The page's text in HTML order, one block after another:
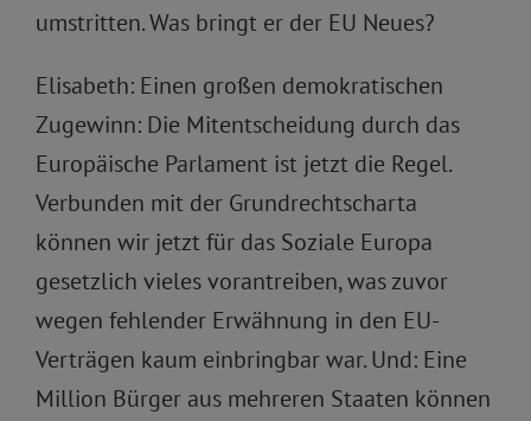
umstritten. Was bringt er der EU Neues?
Elisabeth: Einen großen demokratischen
Zugewinn: Die Mitentscheidung durch das
Europäische Parlament ist jetzt die Regel.
Verbunden mit der Grundrechtscharta
können wir jetzt für das Soziale Europa
gesetzlich vieles vorantreiben, was zuvor
wegen fehlender Erwähnung in den EU-
Verträgen kaum einbringbar war. Und: Eine
Million Bürger aus mehreren Staaten können